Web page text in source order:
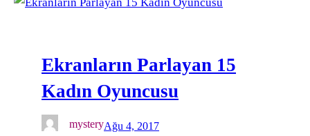
Ekranların Parlayan 15
Kadın Oyuncusu
mysteryAğu 4, 2017